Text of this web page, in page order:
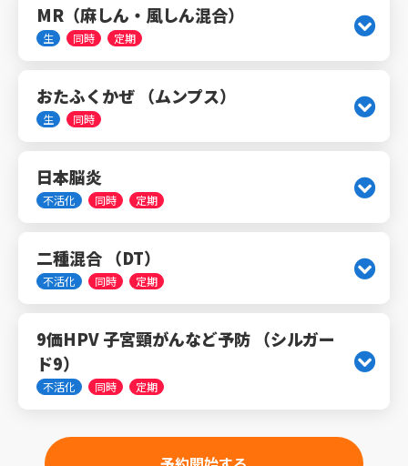
MR（麻しん・風しん混合）
生 同時 定期
おたふくかぜ （ムンプス）
生 同時
日本脳炎
不活化 同時 定期
二種混合 （DT）
不活化 同時 定期
9価HPV 子宮頸がんなど予防 （シルガー
ド9）
不活化 同時 定期